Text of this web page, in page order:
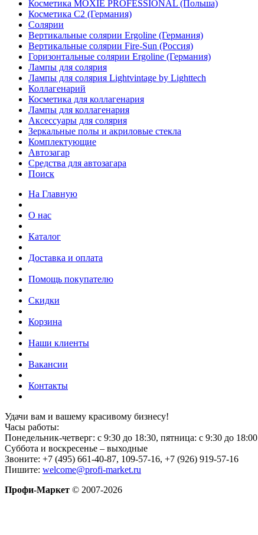
Косметика MOXIE PROFESSIONAL (Польша)
Косметика С2 (Германия)
Солярии
Вертикальные солярии Ergoline (Германия)
Вертикальные солярии Fire-Sun (Россия)
Горизонтальные солярии Ergoline (Германия)
Лампы для солярия
Лампы для солярия Lightvintage by Lighttech
Коллагенарий
Косметика для коллагенария
Лампы для коллагенария
Аксессуары для солярия
Зеркальные полы и акриловые стекла
Комплектующие
Автозагар
Средства для автозагара
Поиск
На Главную
О нас
Каталог
Доставка и оплата
Помощь покупателю
Скидки
Корзина
Наши клиенты
Вакансии
Контакты
Удачи вам и вашему красивому бизнесу!
Часы работы:
Понедельник-четверг: с 9:30 до 18:30, пятница: с 9:30 до 18:00
Суббота и воскресенье – выходные
Звоните: +7 (495) 661-40-87, 109-57-16, +7 (926) 919-57-16
Пишите: welcome@profi-market.ru
Профи-Маркет © 2007-2026